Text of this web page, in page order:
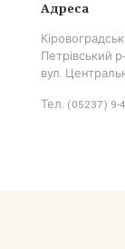
Адреса
Петрівський
вул.
Тел. (05237) 9-